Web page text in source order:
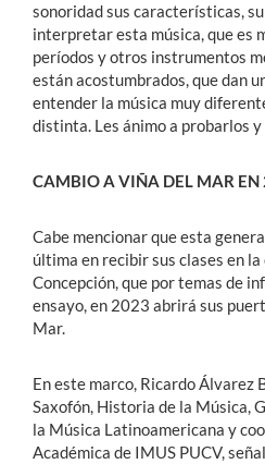
sonoridad sus características,
interpretar esta música, que es
períodos y otros instrumentos
están acostumbrados, que dan
entender la música muy
distinta. Les ánimo a probarlos
CAMBIO A VIÑA DEL MAR EN
Cabe mencionar que esta
última en recibir sus clases en
Concepción, que por temas de
ensayo, en 2023 abrirá sus
Mar.
En este marco, Ricardo Álvarez
Saxofón, Historia de la Música,
la Música Latinoamericana y
Académica de IMUS PUCV,